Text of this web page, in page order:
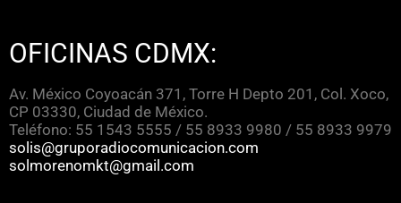
OFICINAS CDMX:
Av. México Coyoacán 371, Torre H Depto 201, Col. Xoco,
CP 03330, Ciudad de México.
Teléfono: 55 1543 5555 / 55 8933 9980 / 55 8933 9979
solis@gruporadiocomunicacion.com
solmorenomkt@gmail.com